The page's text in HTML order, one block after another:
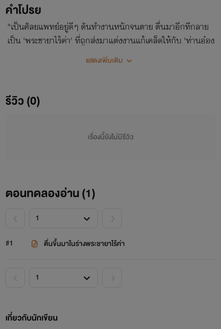
คำโปรย
"เป็นศัลยแพทย์อยู่ดีๆ ดันทำงานหนักจนตาย ตื่นมาอีกทีกลาย
เป็น 'พระชายาไร้ค่า' ที่ถูกส่งมาแต่งงานแก้เคล็ดให้กับ 'ท่านอ๋อง
ขาพิการ' ที่ทั้งโหดเหี้ยมและตาบอด!คนในจวนรังแก? ข้ามีแล็บ
แสดงเพิ่มเติม
รีวิว (0)
เรื่องนี้ยังไม่มีรีวิว
ตอนทดลองอ่าน (1)
#1 ตื่นขึ้นมาในร่างพระชายาไร้ค่า
เกี่ยวกับนักเขียน